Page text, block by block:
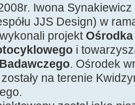
Iwona Synakiewicz
JJS Design) w
projekt
i
. Ośrodek
na terenie